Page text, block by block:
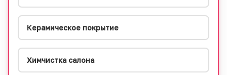
Керамическое покрытие
Химчистка салона